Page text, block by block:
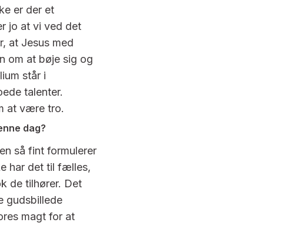
er der et
jo at vi ved det
at Jesus med
om at bøje sig og
står i
talenter.
at være tro.
dag?
så fint formulerer
har det til fælles,
de tilhører. Det
gudsbillede
magt for at